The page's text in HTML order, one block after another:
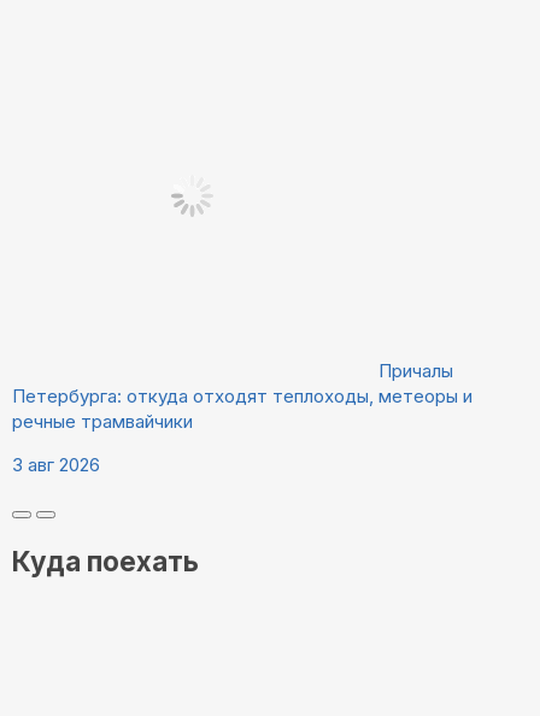
Причалы
Петербурга: откуда отходят теплоходы, метеоры и
речные трамвайчики
3 авг 2026
Куда поехать